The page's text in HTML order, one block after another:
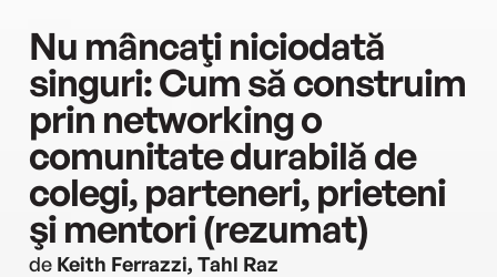
Nu mâncaţi niciodată
singuri: Cum să construim
prin networking o
comunitate durabilă de
colegi, parteneri, prieteni
şi mentori (rezumat)
de Keith Ferrazzi, Tahl Raz